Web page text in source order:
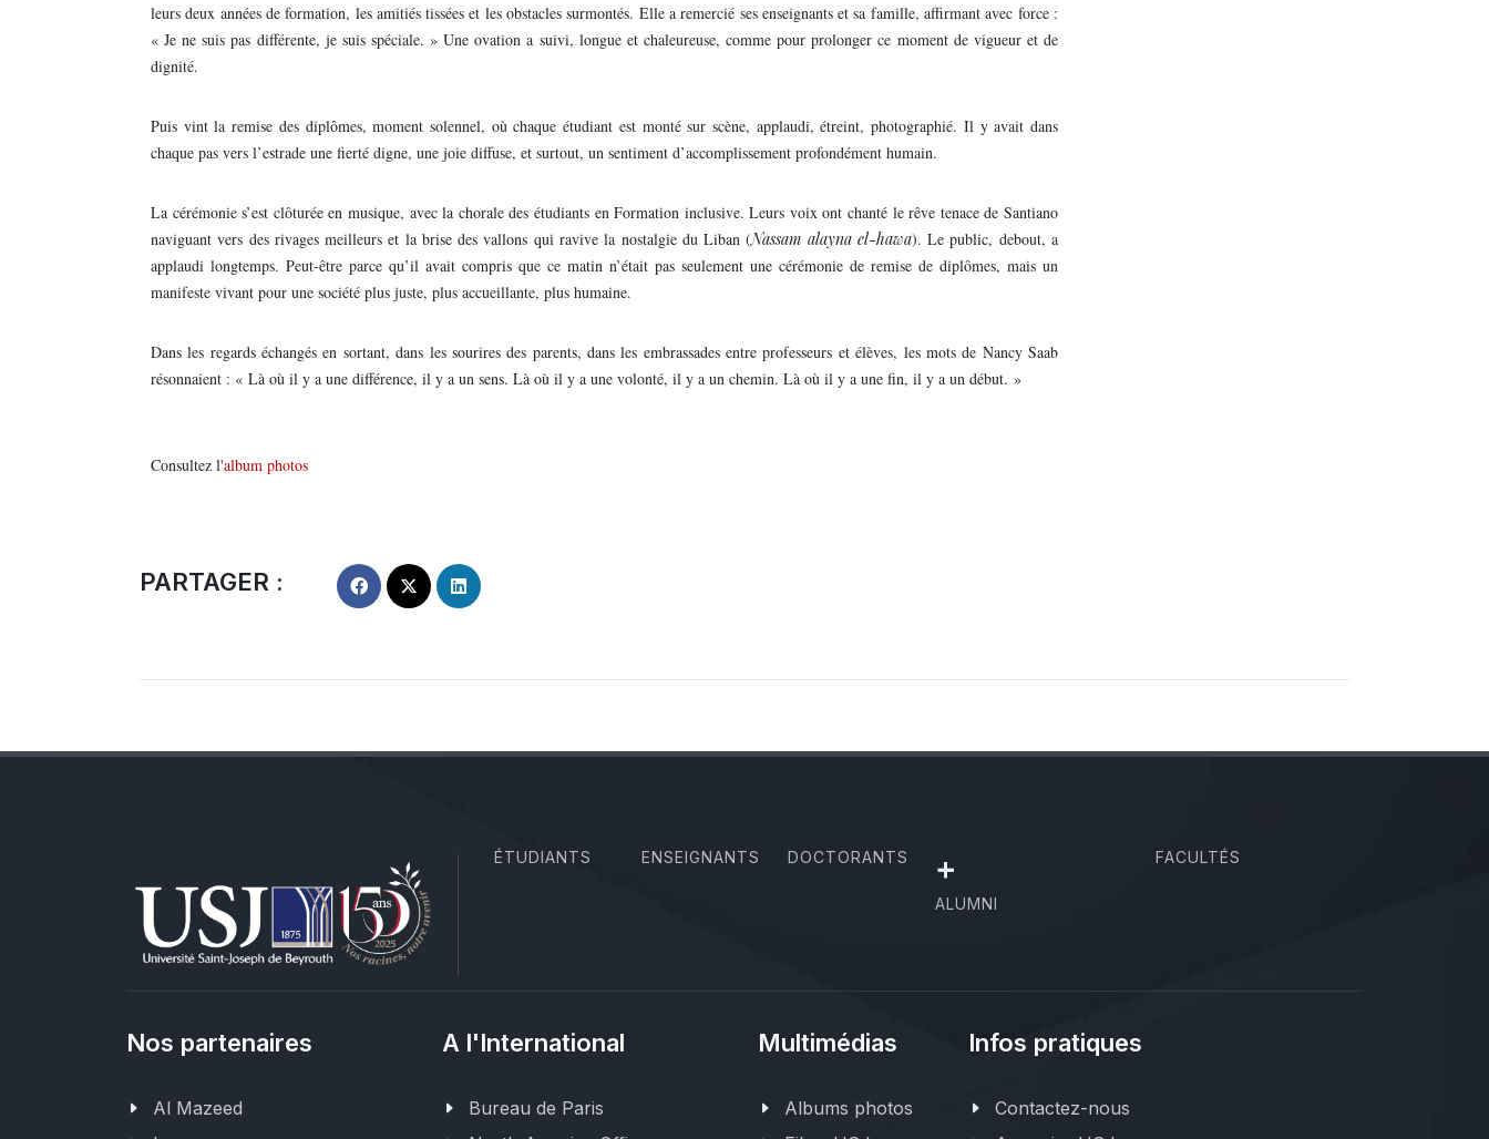
leurs deux années de formation, les amitiés tissées et les obstacles surmontés. Elle a remercié ses enseignants et sa famille, affirmant avec force :
« Je ne suis pas différente, je suis spéciale. » Une ovation a suivi, longue et chaleureuse, comme pour prolonger ce moment de vigueur et de
dignité.
Puis vint la remise des diplômes, moment solennel, où chaque étudiant est monté sur scène, applaudi, étreint, photographié. Il y avait dans
chaque pas vers l’estrade une fierté digne, une joie diffuse, et surtout, un sentiment d’accomplissement profondément humain.
La cérémonie s’est clôturée en musique, avec la chorale des étudiants en Formation inclusive. Leurs voix ont chanté le rêve tenace de Santiano
naviguant vers des rivages meilleurs et la brise des vallons qui ravive la nostalgie du Liban (Nassam alayna el-hawa). Le public, debout, a
applaudi longtemps. Peut-être parce qu’il avait compris que ce matin n’était pas seulement une cérémonie de remise de diplômes, mais un
manifeste vivant pour une société plus juste, plus accueillante, plus humaine.
Dans les regards échangés en sortant, dans les sourires des parents, dans les embrassades entre professeurs et élèves, les mots de Nancy Saab
résonnaient : « Là où il y a une différence, il y a un sens. Là où il y a une volonté, il y a un chemin. Là où il y a une fin, il y a un début. »
Consultez l'album photos
PARTAGER :
ÉTUDIANTS ENSEIGNANTS DOCTORANTS +
ALUMNI
FACULTÉS
Nos partenaires
Al Mazeed
A l'International
Bureau de Paris
Multimédias
Albums photos
Infos pratiques
Contactez-nous